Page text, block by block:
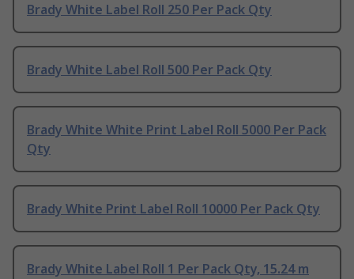
Brady White Label Roll 250 Per Pack Qty
Brady White Label Roll 500 Per Pack Qty
Brady White White Print Label Roll 5000 Per Pack
Qty
Brady White Print Label Roll 10000 Per Pack Qty
Brady White Label Roll 1 Per Pack Qty, 15.24 m